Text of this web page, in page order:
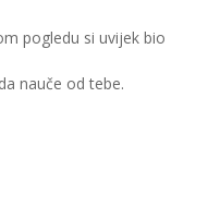
pogledu si uvijek bio
nauče od tebe.